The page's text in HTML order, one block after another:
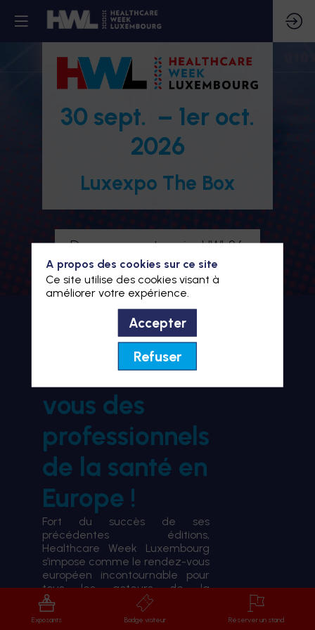
30 sept. – 1er oct.
2026
Luxexpo The Box
Devenez partenaire HWL26
Je m'inscris à HWL26
BIENVENUE À HWL26
le rendez-
vous des
professionnels
de la santé en
Europe !
Fort du succès de ses
précédentes éditions,
Healthcare Week Luxembourg
s’impose comme le rendez-vous
européen incontournable pour
tous les acteurs de la
transformation du système de
santé.
Exposants Badge visiteur Réserver un stand
A propos des cookies sur ce site
Ce site utilise des cookies visant à
améliorer votre expérience.
Accepter
Refuser